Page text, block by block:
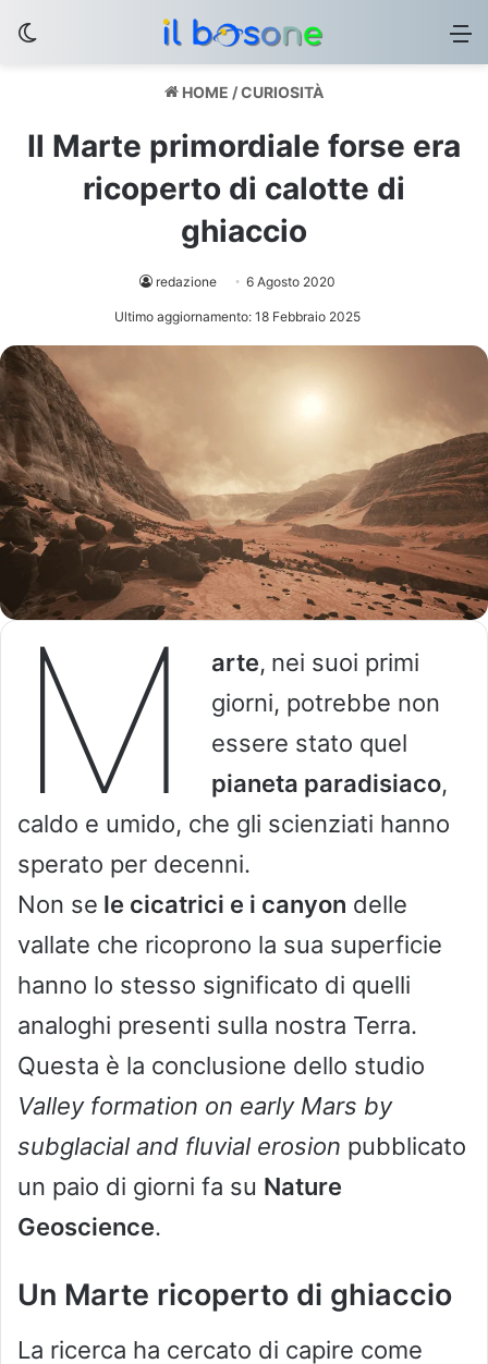
Cambia aspetto
HOME /CURIOSITÀ
Il Marte primordiale forse era
ricoperto di calotte di
ghiaccio
redazione 6 Agosto 2020
Ultimo aggiornamento: 18 Febbraio 2025
M arte, nei suoi primi
giorni, potrebbe non
essere stato quel
pianeta ​​paradisiaco,
caldo e umido, che gli scienziati hanno
sperato per decenni.
Non se le cicatrici e i canyon delle
vallate che ricoprono la sua superficie
hanno lo stesso significato di quelli
analoghi presenti sulla nostra Terra.
Questa è la conclusione dello studio
Valley formation on early Mars by
subglacial and fluvial erosion pubblicato
un paio di giorni fa su Nature
Geoscience.
Un Marte ricoperto di ghiaccio
La ricerca ha cercato di capire come